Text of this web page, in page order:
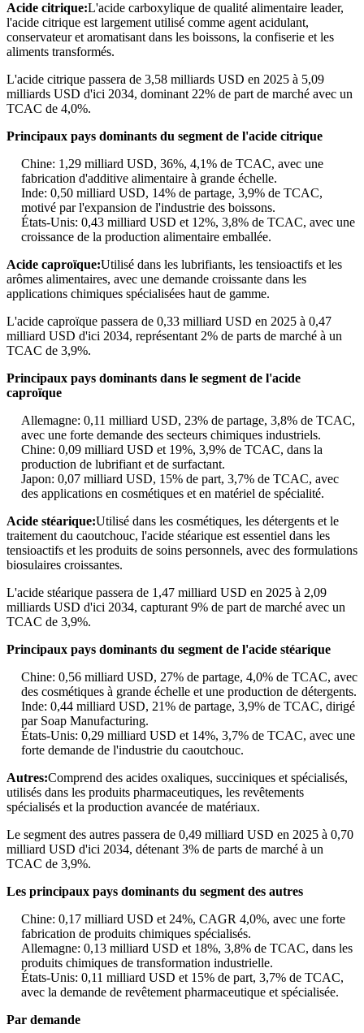
Acide citrique:L'acide carboxylique de qualité alimentaire leader,
l'acide citrique est largement utilisé comme agent acidulant,
conservateur et aromatisant dans les boissons, la confiserie et les
aliments transformés.
L'acide citrique passera de 3,58 milliards USD en 2025 à 5,09
milliards USD d'ici 2034, dominant 22% de part de marché avec un
TCAC de 4,0%.
Principaux pays dominants du segment de l'acide citrique
Chine: 1,29 milliard USD, 36%, 4,1% de TCAC, avec une
fabrication d'additive alimentaire à grande échelle.
Inde: 0,50 milliard USD, 14% de partage, 3,9% de TCAC,
motivé par l'expansion de l'industrie des boissons.
États-Unis: 0,43 milliard USD et 12%, 3,8% de TCAC, avec une
croissance de la production alimentaire emballée.
Acide caproïque:Utilisé dans les lubrifiants, les tensioactifs et les
arômes alimentaires, avec une demande croissante dans les
applications chimiques spécialisées haut de gamme.
L'acide caproïque passera de 0,33 milliard USD en 2025 à 0,47
milliard USD d'ici 2034, représentant 2% de parts de marché à un
TCAC de 3,9%.
Principaux pays dominants dans le segment de l'acide
caproïque
Allemagne: 0,11 milliard USD, 23% de partage, 3,8% de TCAC,
avec une forte demande des secteurs chimiques industriels.
Chine: 0,09 milliard USD et 19%, 3,9% de TCAC, dans la
production de lubrifiant et de surfactant.
Japon: 0,07 milliard USD, 15% de part, 3,7% de TCAC, avec
des applications en cosmétiques et en matériel de spécialité.
Acide stéarique:Utilisé dans les cosmétiques, les détergents et le
traitement du caoutchouc, l'acide stéarique est essentiel dans les
tensioactifs et les produits de soins personnels, avec des formulations
biosulaires croissantes.
L'acide stéarique passera de 1,47 milliard USD en 2025 à 2,09
milliards USD d'ici 2034, capturant 9% de part de marché avec un
TCAC de 3,9%.
Principaux pays dominants du segment de l'acide stéarique
Chine: 0,56 milliard USD, 27% de partage, 4,0% de TCAC, avec
des cosmétiques à grande échelle et une production de détergents.
Inde: 0,44 milliard USD, 21% de partage, 3,9% de TCAC, dirigé
par Soap Manufacturing.
États-Unis: 0,29 milliard USD et 14%, 3,7% de TCAC, avec une
forte demande de l'industrie du caoutchouc.
Autres:Comprend des acides oxaliques, succiniques et spécialisés,
utilisés dans les produits pharmaceutiques, les revêtements
spécialisés et la production avancée de matériaux.
Le segment des autres passera de 0,49 milliard USD en 2025 à 0,70
milliard USD d'ici 2034, détenant 3% de parts de marché à un
TCAC de 3,9%.
Les principaux pays dominants du segment des autres
Chine: 0,17 milliard USD et 24%, CAGR 4,0%, avec une forte
fabrication de produits chimiques spécialisés.
Allemagne: 0,13 milliard USD et 18%, 3,8% de TCAC, dans les
produits chimiques de transformation industrielle.
États-Unis: 0,11 milliard USD et 15% de part, 3,7% de TCAC,
avec la demande de revêtement pharmaceutique et spécialisée.
Par demande